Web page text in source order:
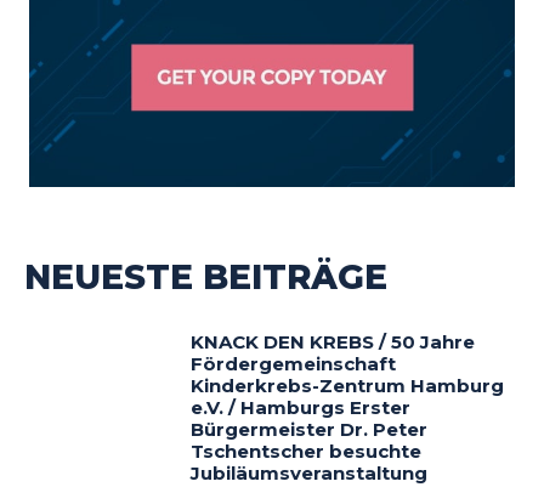
NEUESTE BEITRÄGE
KNACK DEN KREBS / 50 Jahre
Fördergemeinschaft
Kinderkrebs-Zentrum Hamburg
e.V. / Hamburgs Erster
Bürgermeister Dr. Peter
Tschentscher besuchte
Jubiläumsveranstaltung